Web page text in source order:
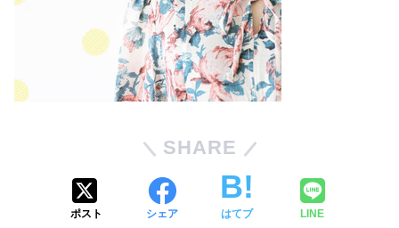
SHARE
ポスト シェア はてブ LINE